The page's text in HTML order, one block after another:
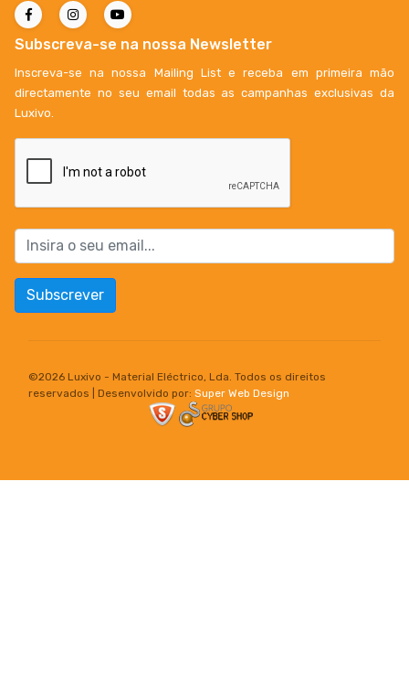
Subscreva-se na nossa Newsletter
Inscreva-se na nossa Mailing List e receba em primeira mão
directamente no seu email todas as campanhas exclusivas da
Luxivo.
Subscrever
©2026 Luxivo - Material Eléctrico, Lda. Todos os direitos
reservados | Desenvolvido por: Super Web Design